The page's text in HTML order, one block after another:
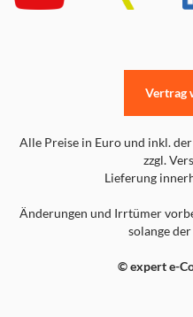
Alle Preise in Euro und inkl.
zzgl.
Lieferung
Änderungen und Irrtümer
solange
© expert e-
Vertrag